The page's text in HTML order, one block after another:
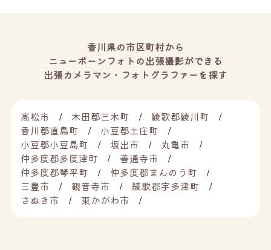
香川県の市区町村から
ニューボーンフォトの出張撮影ができる
出張カメラマン・フォトグラファーを探す
高松市 木田郡三木町
綾歌郡綾川町
香川郡直島町
小豆郡土庄町
小豆郡小豆島町
坂出市
丸亀市
仲多度郡多度津町
善通寺市
仲多度郡琴平町
仲多度郡まんのう町
三豊市
観音寺市
綾歌郡宇多津町
さぬき市
東かがわ市